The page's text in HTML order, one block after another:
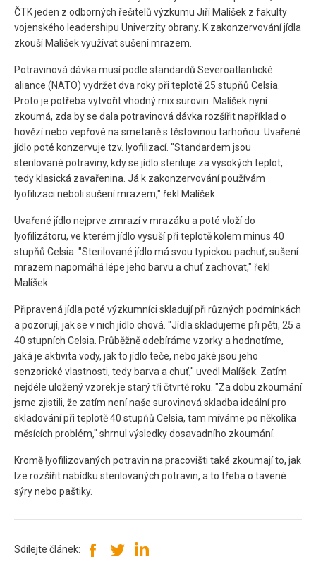
ČTK jeden z odborných řešitelů výzkumu Jiří Malíšek z fakulty
vojenského leadershipu Univerzity obrany. K zakonzervování jídla
zkouší Malíšek využívat sušení mrazem.
Potravinová dávka musí podle standardů Severoatlantické
aliance (NATO) vydržet dva roky při teplotě 25 stupňů Celsia.
Proto je potřeba vytvořit vhodný mix surovin. Malíšek nyní
zkoumá, zda by se dala potravinová dávka rozšířit například o
hovězí nebo vepřové na smetaně s těstovinou tarhoňou. Uvařené
jídlo poté konzervuje tzv. lyofilizací. "Standardem jsou
sterilované potraviny, kdy se jídlo steriluje za vysokých teplot,
tedy klasická zavařenina. Já k zakonzervování používám
lyofilizaci neboli sušení mrazem," řekl Malíšek.
Uvařené jídlo nejprve zmrazí v mrazáku a poté vloží do
lyofilizátoru, ve kterém jídlo vysuší při teplotě kolem minus 40
stupňů Celsia. "Sterilované jídlo má svou typickou pachuť, sušení
mrazem napomáhá lépe jeho barvu a chuť zachovat," řekl
Malíšek.
Připravená jídla poté výzkumníci skladují při různých podmínkách
a pozorují, jak se v nich jídlo chová. "Jídla skladujeme při pěti, 25 a
40 stupních Celsia. Průběžně odebíráme vzorky a hodnotíme,
jaká je aktivita vody, jak to jídlo teče, nebo jaké jsou jeho
senzorické vlastnosti, tedy barva a chuť," uvedl Malíšek. Zatím
nejdéle uložený vzorek je starý tři čtvrtě roku. "Za dobu zkoumání
jsme zjistili, že zatím není naše surovinová skladba ideální pro
skladování při teplotě 40 stupňů Celsia, tam míváme po několika
měsících problém," shrnul výsledky dosavadního zkoumání.
Kromě lyofilizovaných potravin na pracovišti také zkoumají to, jak
lze rozšířit nabídku sterilovaných potravin, a to třeba o tavené
sýry nebo paštiky.
Sdílejte článek: